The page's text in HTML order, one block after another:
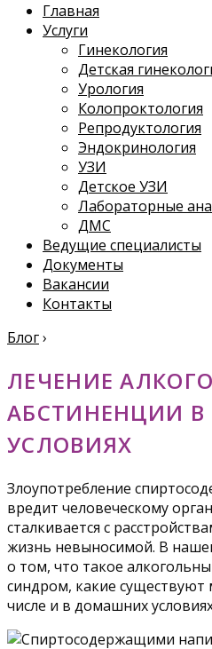
Главная
Услуги
Гинекология
Детская
Урология
Колопроктология
Репродуктология
Эндокринология
УЗИ
Детское УЗИ
Лабораторные
ДМС
Ведущие специалисты
Документы
Вакансии
Контакты
Блог›
ЛЕЧЕНИЕ
АБСТИНЕНЦИИ
УСЛОВИЯХ
Злоупотребление
вредит человеческому
сталкивается с
жизнь невыносимой. В
о том, что такое
синдром, какие существуют
числе и в домашних